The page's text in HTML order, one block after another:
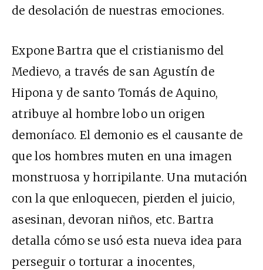
de desolación de nuestras emociones.
Expone Bartra que el cristianismo del
Medievo, a través de san Agustín de
Hipona y de santo Tomás de Aquino,
atribuye al hombre lobo un origen
demoníaco. El demonio es el causante de
que los hombres muten en una imagen
monstruosa y horripilante. Una mutación
con la que enloquecen, pierden el juicio,
asesinan, devoran niños, etc. Bartra
detalla cómo se usó esta nueva idea para
perseguir o torturar a inocentes,